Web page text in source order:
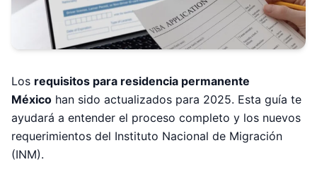
Los requisitos para residencia permanente
México han sido actualizados para 2025. Esta guía te
ayudará a entender el proceso completo y los nuevos
requerimientos del Instituto Nacional de Migración
(INM).